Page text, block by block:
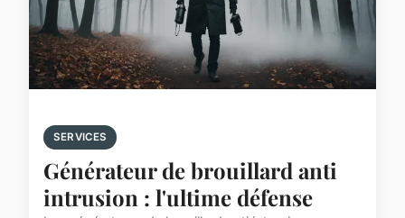
SERVICES
Générateur de brouillard anti
intrusion : l'ultime défense